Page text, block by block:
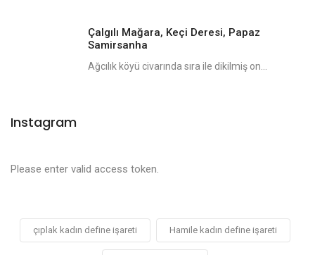
Çalgılı Mağara, Keçi Deresi, Papaz
Samirsanha
Ağcılık köyü civarında sıra ile dikilmiş on...
Instagram
Please enter valid access token.
çıplak kadın define işareti Hamile kadın define işareti